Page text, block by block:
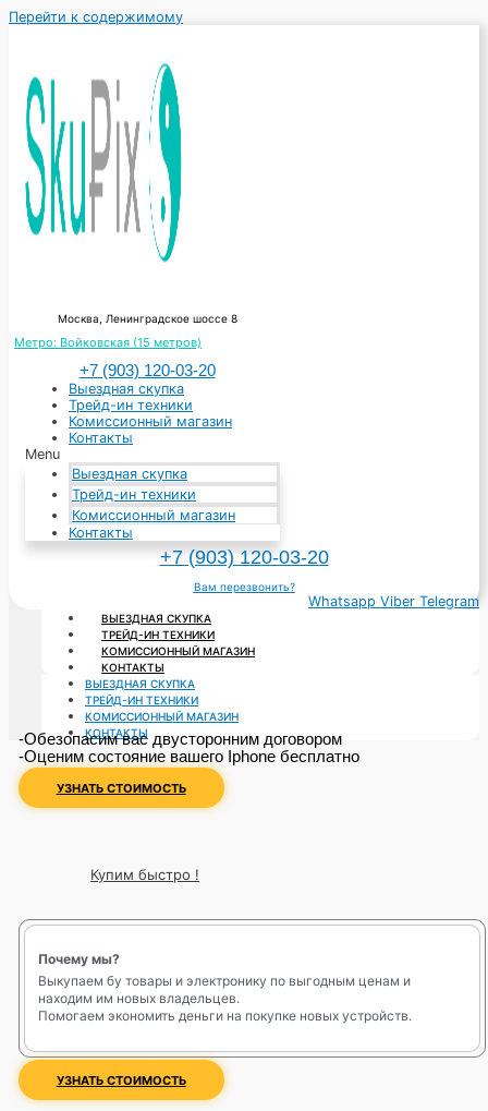
Перейти к содержимому
Москва, Ленинградское шоссе 8
Метро: Войковская (15 метров)
+7 (903) 120‑03-20
Выездная скупка
Трейд-ин техники
Комиссионный магазин
Контакты
Menu
Выездная скупка
Трейд-ин техники
Комиссионный магазин
Контакты
+7 (903) 120‑03-20
Вам перезвонить?
Whatsapp Viber Telegram
ВЫЕЗДНАЯ СКУПКА
ТРЕЙД-ИН ТЕХНИКИ
КОМИССИОННЫЙ МАГАЗИН
КОНТАКТЫ
ВЫЕЗДНАЯ СКУПКА
ТРЕЙД-ИН ТЕХНИКИ
КОМИССИОННЫЙ МАГАЗИН
КОНТАКТЫ
-Обезопасим вас двусторонним договором
-Оценим состояние вашего Iphone бесплатно
УЗНАТЬ СТОИМОСТЬ
Купим быстро !
Почему мы?
Выкупаем бу товары и электронику по выгодным ценам и
находим им новых владельцев.
Помогаем экономить деньги на покупке новых устройств.
УЗНАТЬ СТОИМОСТЬ